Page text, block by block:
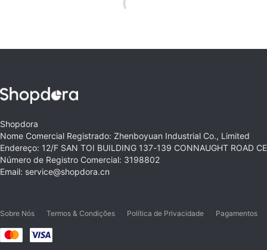
Shopdora
Nome Comercial Registrado: Zhenboyuan Industrial Co., Limited
Endereço: 12/F SAN TOI BUILDING 137-139 CONNAUGHT ROAD
Número de Registro Comercial: 3198802
Email: service@shopdora.cn
Sobre Nós Termos & Condições Política de Privacidade Pagamentos